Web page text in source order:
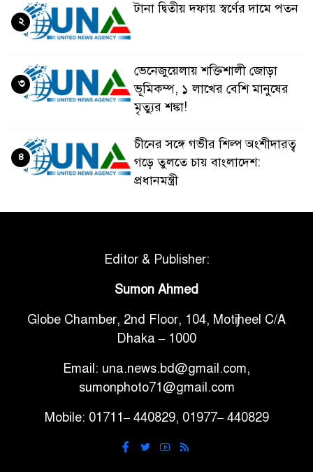
টানা দ্বিতীয় দফায় স্বর্ণের দামে পতন
২
ভেনেজুয়েলায় শক্তিশালী জোড়া
ভূমিকম্প, ১ লাখের বেশি মানুষের
মৃত্যুর শঙ্কা!
৩
চীনের সঙ্গে গভীর শিল্প অংশীদারত্ব
গড়ে তুলতে চায় বাংলাদেশ:
প্রধানমন্ত্রী
৪
টানা ৩ ম্যাচে গোল ভিনির, ইতিহাস
বলছে বিশ্বকাপ জিতবে ব্রাজিল
সরকারি ৩শ কেজি বই বিক্রির
অভিযোগ মাদ্রাসা সুপারের বিরুদ্ধে
পরিবর্তনে কঠোর নির্দেশনা
Editor & Publisher:
Sumon Ahmed
Globe Chamber, 2nd Floor, 104, Motijheel C/A
Dhaka – 1000
Email: una.news.bd@gmail.com,
sumonphoto71@gmail.com
Mobile: 01711– 440829, 01977– 440829